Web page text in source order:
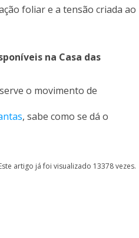
foliar e a tensão criada ao
na Casa das
o movimento de
, sabe como se dá o
artigo já foi visualizado 13378 vezes.